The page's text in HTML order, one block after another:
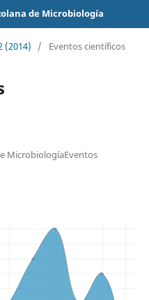
de Microbiología
(2014) / Eventos científicos
MicrobiologíaEventos